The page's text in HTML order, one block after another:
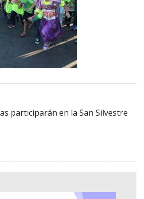
participarán en la San Silvestre